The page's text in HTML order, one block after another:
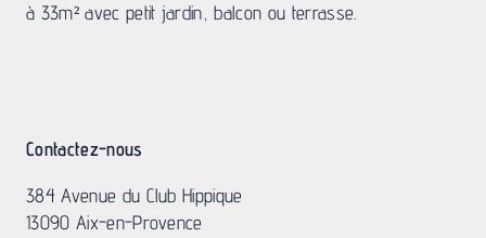
à 33m² avec petit jardin, balcon ou terrasse.
Contactez-nous
384 Avenue du Club Hippique
13090 Aix-en-Provence